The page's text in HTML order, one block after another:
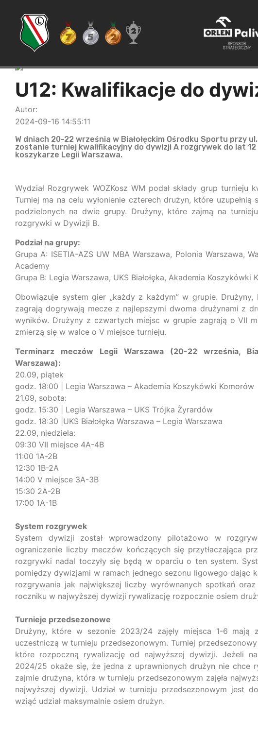
U12: Kwalifikacje do
Autor:
2024-09-16 14:55:11
W dniach 20-22 września w Białołęckim Ośrodku Sportu przy
zostanie turniej kwalifikacyjny do dywizji A rozgrywek do lat 12
koszykarze Legii Warszawa.
Wydział Rozgrywek WOZKosz WM podał składy grup
Turniej ma na celu wyłonienie czterech drużyn, które
podzielonych na dwie grupy. Drużyny, które zajmą na
rozgrywki w Dywizji B.
Podział na grupy:
Grupa A: ISETIA-AZS UW MBA Warszawa, Polonia Warszawa,
Academy
Grupa B: Legia Warszawa, UKS Białołęka, Akademia
Obowiązuje system gier „każdy z każdym” w grupie.
zagrają dogrywają mecze z najlepszymi dwoma drużynami z
wyników. Drużyny z czwartych miejsc w grupie zagrają o VII
zmierzą się w walce o V miejsce turnieju.
Terminarz meczów Legii Warszawa (20-22 września,
Warszawa):
20.09, piątek
godz. 18:00 | Legia Warszawa – Akademia Koszykówki Komorów
21.09, sobota:
godz. 15:30 | Legia Warszawa – UKS Trójka Żyrardów
godz. 18:30 |UKS Białołęka Warszawa – Legia Warszawa
22.09, niedziela:
09:30 VII miejsce 4A-4B
11:00 1A-2B
12:30 1B-2A
14:00 V miejsce 3A-3B
15:30 2A-2B
17:00 1A-1B
System rozgrywek
System dywizji został wprowadzony pilotażowo w
ograniczenie liczby meczów kończących się przytłaczająca
rozgrywki nadal toczyły się będą w oparciu o ten system.
pomiędzy dywizjami w ramach jednego sezonu ligowego dając
rozgrywania jak największej liczby wyrównanych spotkań
roczniku w najwyższej dywizji rywalizację rozpocznie osiem
Turnieje przedsezonowe
Drużyny, które w sezonie 2023/24 zajęły miejsca 1-6
uczestniczą w turnieju przedsezonowym. Turniej
które rozpoczną rywalizację od najwyższej dywizji. Jeżeli
2024/25 okaże się, że jedna z uprawnionych drużyn nie chce
zajmie drużyna, która w turnieju przedsezonowym zajęła
najwyższej dywizji. Udział w turnieju przedsezonowym jest
wziąć udział maksymalnie osiem drużyn.
79
Orlen Basket Liga